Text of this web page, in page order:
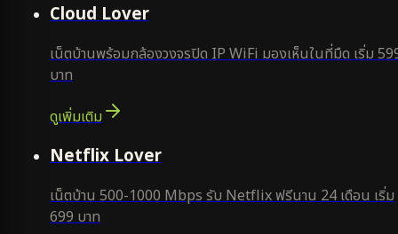
Cloud Lover
เน็ตบ้านพร้อมกล้องวงจรปิด IP WiFi มองเห็นในที่มืด เริ่ม
บาท
ดูเพิ่มเติม
Netflix Lover
เน็ตบ้าน 500-1000 Mbps รับ Netflix ฟรีนาน 24 เดือน เริ่ม
699 บาท